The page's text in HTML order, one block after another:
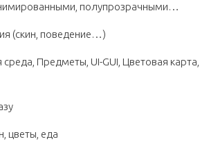
полупрозрачными…
(скин, поведение…)
Предметы, UI-GUI, Цветовая карта,
цветы, еда